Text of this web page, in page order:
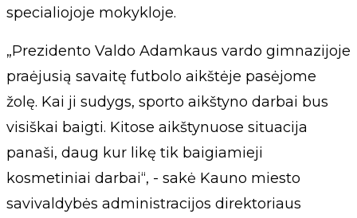
specialiojoje mokykloje.
„Prezidento Valdo Adamkaus vardo gimnazijoje
praėjusią savaitę futbolo aikštėje pasėjome
žolę. Kai ji sudygs, sporto aikštyno darbai bus
visiškai baigti. Kitose aikštynuose situacija
panaši, daug kur likę tik baigiamieji
kosmetiniai darbai“, - sakė Kauno miesto
savivaldybės administracijos direktoriaus